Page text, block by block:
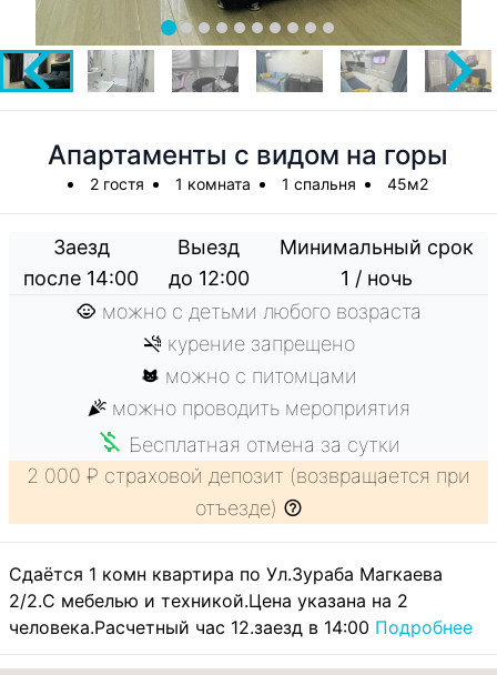
Апартаменты с видом на горы
2 гостя 1 комната 1 спальня 45м2
Заезд
после 14:00
Выезд
до 12:00
Минимальный срок
1 / ночь
можно с детьми любого возраста
курение запрещено
можно с питомцами
можно проводить мероприятия
Бесплатная отмена за сутки
2 000 ₽ страховой депозит (возвращается при
отъезде)
Сдаётся 1 комн квартира по Ул.Зураба Магкаева
2/2.С мебелью и техникой.Цена указана на 2
человека.Расчетный час 12.заезд в 14:00 Подробнее